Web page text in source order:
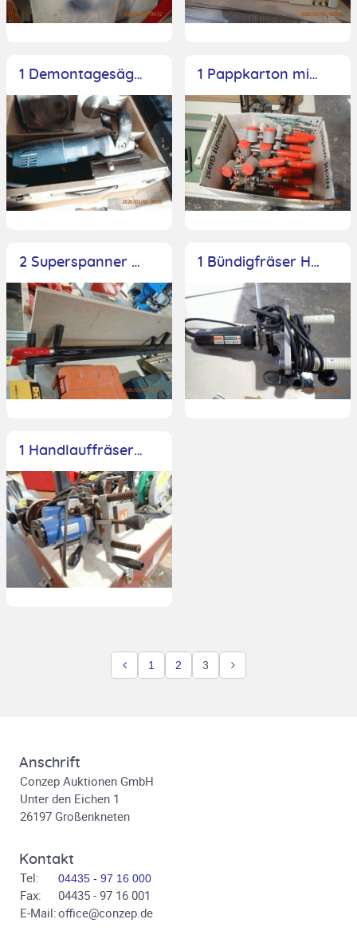
1 Demontagesäge Bosch, Abdeckung defekt, mit Ersatzblatt 1 Pappkarton mit 1 Posten Montagehilfen, ca. 10 Stück
2 Superspanner Würth Maxifix, Spannweite 1200mm 1 Bündigfräser Holz Her Conturo, Typ 2352, 2.400 U/min, 850 Watt
1 Handlauffräser Scheer, Typ FG308, BJ 1985
1 2 3
Anschrift
Conzep Auktionen GmbH
Unter den Eichen 1
26197 Großenkneten
Kontakt
Tel: 04435 - 97 16 000
Fax:
04435 - 97 16 001
E-Mail:office@conzep.de